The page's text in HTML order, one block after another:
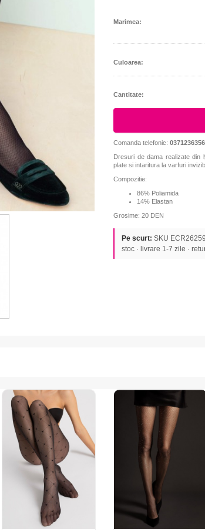
Marimea:
Culoarea:
Cantitate:
Comanda telefonic: 0371236356
Dresuri de dama realizate din
plate si intaritura la varfuri
Compozitie:
86% Poliamida
14% Elastan
Grosime: 20 DEN
Pe scurt: SKU
stoc · livrare 1-7 zile ·